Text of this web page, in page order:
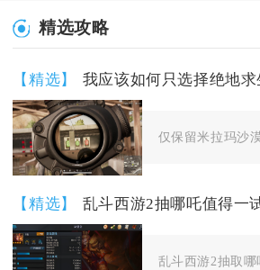
精选攻略
【精选】 我应该如何只选择绝地求
仅保留米拉玛沙
【精选】 乱斗西游2抽哪吒值得一
乱斗西游2抽取